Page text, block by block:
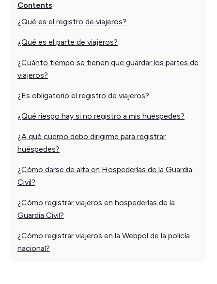
Contents
¿Qué es el registro de viajeros?
¿Qué es el parte de viajeros?
¿Cuánto tiempo se tienen que guardar los partes de
viajeros?
¿Es obligatorio el registro de viajeros?
¿Qué riesgo hay si no registro a mis huéspedes?
¿A qué cuerpo debo dirigirme para registrar
huéspedes?
¿Cómo darse de alta en Hospederías de la Guardia
Civil?
¿Cómo registrar viajeros en hospederías de la
Guardia Civil?
¿Cómo registrar viajeros en la Webpol de la policía
nacional?